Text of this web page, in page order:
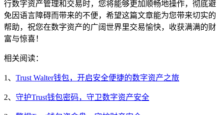
行数字资产管理和交易时，您将能够更加顺畅地操作，彻底避
免因语言障碍而带来的不便，希望这篇文章能为您带来切实的
帮助，祝您在数字资产的广阔世界里交易愉快，收获满满的财
富与惊喜！
相关阅读：
1、 Trust Walter钱包，开启安全便捷的数字资产之旅
2、 守护Trust钱包密码，守卫数字资产安全